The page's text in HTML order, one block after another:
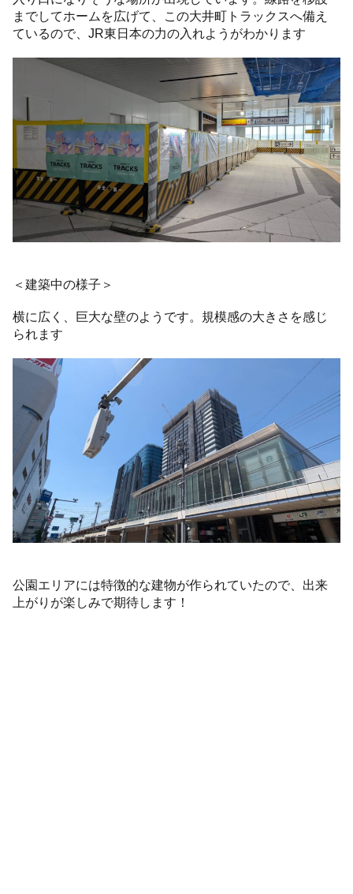
までしてホームを広げて、この大井町トラックスへ備え
ているので、JR東日本の力の入れようがわかります
＜建築中の様子＞
横に広く、巨大な壁のようです。規模感の大きさを感じ
られます
公園エリアには特徴的な建物が作られていたので、出来
上がりが楽しみで期待します！